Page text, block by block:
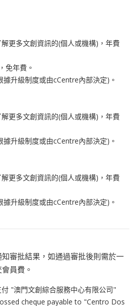
更多文創資訊的(個人或機構)，年費
免年費。
據升級制度或由cCentre內部決定)。
更多文創資訊的(個人或機構)，年費
據升級制度或由cCentre內部決定)。
更多文創資訊的(個人或機構)，年費
據升級制度或由cCentre內部決定)。
審批結果，如通過審批後則需於一
員費。
"澳門文創綜合服務中心有限公司"
cheque payable to "Centro Dos